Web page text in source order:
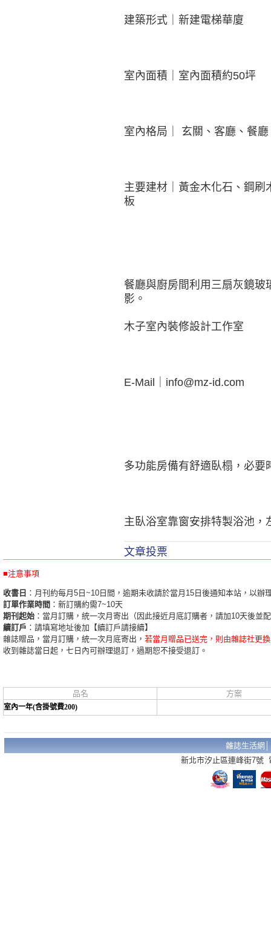
建築形式｜新建電梯華廈
室內面積｜室內面積約50坪
室內格局｜ 玄關、客廳、餐
主要建材｜黃金木化石、鋼
板
餐廳與廚房間利用三扇灰鏡
影。
木子室內裝修設計工作室
E-Mail｜info@mz-id.com
多功能房備有舒適臥榻，必要
主臥浴室靠窗安排特製浴池
文章投票
■注意事項
收書日 ：月刊約每月5日~10日間，逾期未收請於當月15日後通知本站，以辦
訂單作業時間 ：新訂購約需7~10天
期刊起始 ：當月訂購，統一次月寄出（因此接近月底訂購者，請加10天後並
續訂戶 ：請填寫地址後加【續訂戶請接續】
雜誌贈品，當月訂購，統一次月底寄出， 若當月贈品已送完，則由雜誌社更
收到雜誌當日起，七日內可辦理退訂，過期恕不接受退訂。
品名 方案
室內一年(含掛號費200)
雜誌生活網
新北市汐止區連峰街7號